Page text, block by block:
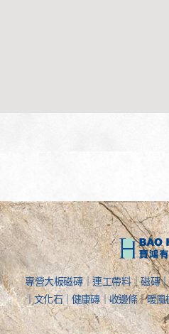
專營大板磁磚｜連工帶料｜磁磚
｜文化石｜健康磚｜收邊條｜暖